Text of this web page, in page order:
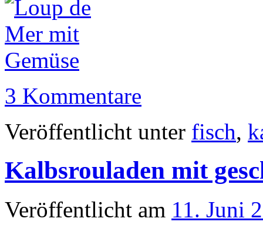
3 Kommentare
Veröffentlicht unter fisch,
Kalbsrouladen mit
Veröffentlicht am 11. Juni